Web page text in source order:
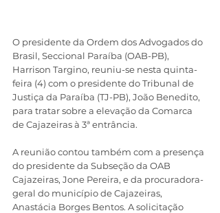
O presidente da Ordem dos Advogados do
Brasil, Seccional Paraíba (OAB-PB),
Harrison Targino, reuniu-se nesta quinta-
feira (4) com o presidente do Tribunal de
Justiça da Paraíba (TJ-PB), João Benedito,
para tratar sobre a elevação da Comarca
de Cajazeiras à 3ª entrância.
A reunião contou também com a presença
do presidente da Subseção da OAB
Cajazeiras, Jone Pereira, e da procuradora-
geral do município de Cajazeiras,
Anastácia Borges Bentos. A solicitação